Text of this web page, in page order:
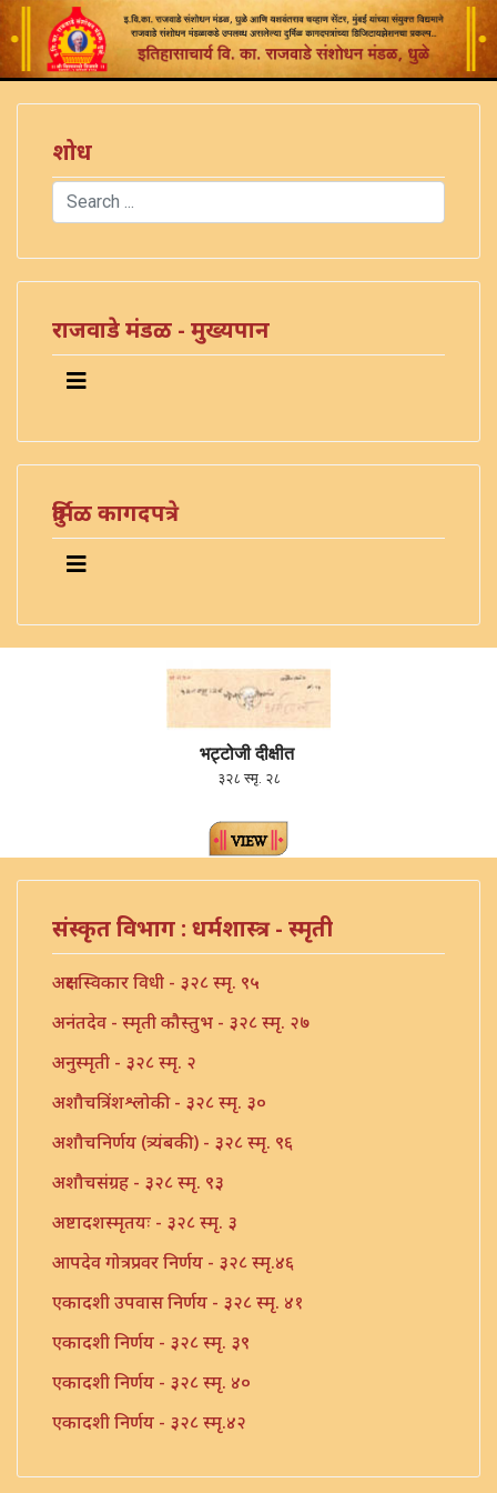
शोध
Search
राजवाडे मंडळ - मुख्यपान
दुर्मिळ कागदपत्रे
भट्टोजी दीक्षीत
३२८ स्मृ. २८
संस्कृत विभाग : धर्मशास्त्र - स्मृती
अक्षर स्विकार विधी - ३२८ स्मृ. ९५
अनंतदेव - स्मृती कौस्तुभ - ३२८ स्मृ. २७
अनुस्मृती - ३२८ स्मृ. २
अशौचत्रिंशश्लोकी - ३२८ स्मृ. ३०
अशौचनिर्णय (त्र्यंबकी) - ३२८ स्मृ. ९६
अशौचसंग्रह - ३२८ स्मृ. ९३
अष्टादशस्मृतयः - ३२८ स्मृ. ३
आपदेव गोत्रप्रवर निर्णय - ३२८ स्मृ.४६
एकादशी उपवास निर्णय - ३२८ स्मृ. ४१
एकादशी निर्णय - ३२८ स्मृ. ३९
एकादशी निर्णय - ३२८ स्मृ. ४०
एकादशी निर्णय - ३२८ स्मृ.४२